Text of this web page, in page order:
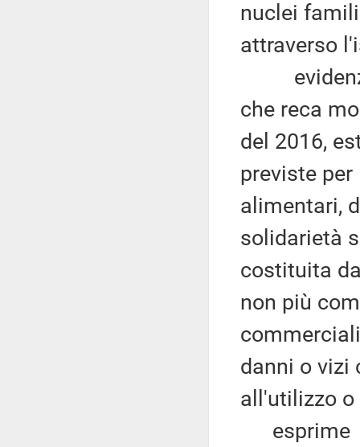
nuclei
attraverso
che reca
del 2016,
previste
alimentari,
solidarietà
costituita
non più
danni o vizi
all'utilizzo
esprime